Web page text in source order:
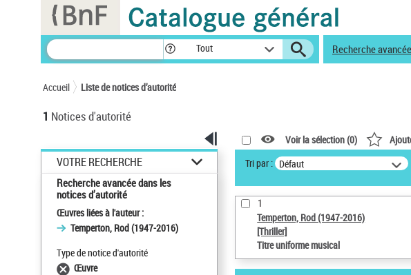
Tout Recherche avancée
Accueil Liste de notices d’autorité
1 Notices d'autorité
VOTRE RECHERCHE
Recherche avancée dans les
notices d’autorité
Œuvres liées à l'auteur :
Temperton, Rod (1947-2016)
Type de notice d'autorité
Œuvre
Voir la sélection (0)
Tri par : Défaut
1
Temperton, Rod (1947-2016)
[Thriller]
Titre uniforme musical
Panneau de gestion des cookies